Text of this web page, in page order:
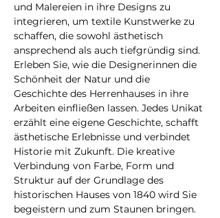
und Malereien in ihre Designs zu
integrieren, um textile Kunstwerke zu
schaffen, die sowohl ästhetisch
ansprechend als auch tiefgründig sind.
Erleben Sie, wie die Designerinnen die
Schönheit der Natur und die
Geschichte des Herrenhauses in ihre
Arbeiten einfließen lassen. Jedes Unikat
erzählt eine eigene Geschichte, schafft
ästhetische Erlebnisse und verbindet
Historie mit Zukunft. Die kreative
Verbindung von Farbe, Form und
Struktur auf der Grundlage des
historischen Hauses von 1840 wird Sie
begeistern und zum Staunen bringen.